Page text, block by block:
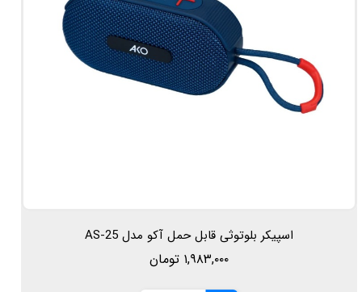
اسپیکر بلوتوثی قابل حمل آکو مدل AS-25
۱,۹۸۳,۰۰۰ تومان